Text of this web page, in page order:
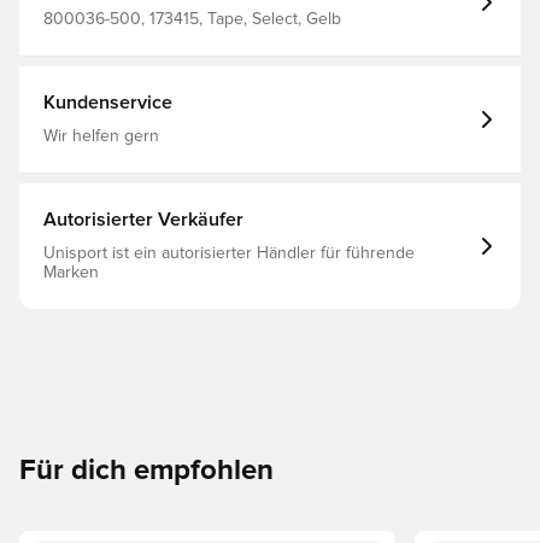
800036-500, 173415, Tape, Select, Gelb
Kundenservice
Wir helfen gern
Autorisierter Verkäufer
Unisport ist ein autorisierter Händler für führende
Marken
Für dich empfohlen